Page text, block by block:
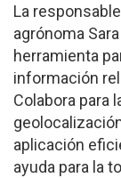
La
agrónoma
herramienta
información
Colabora para
aplicación
ayuda para la